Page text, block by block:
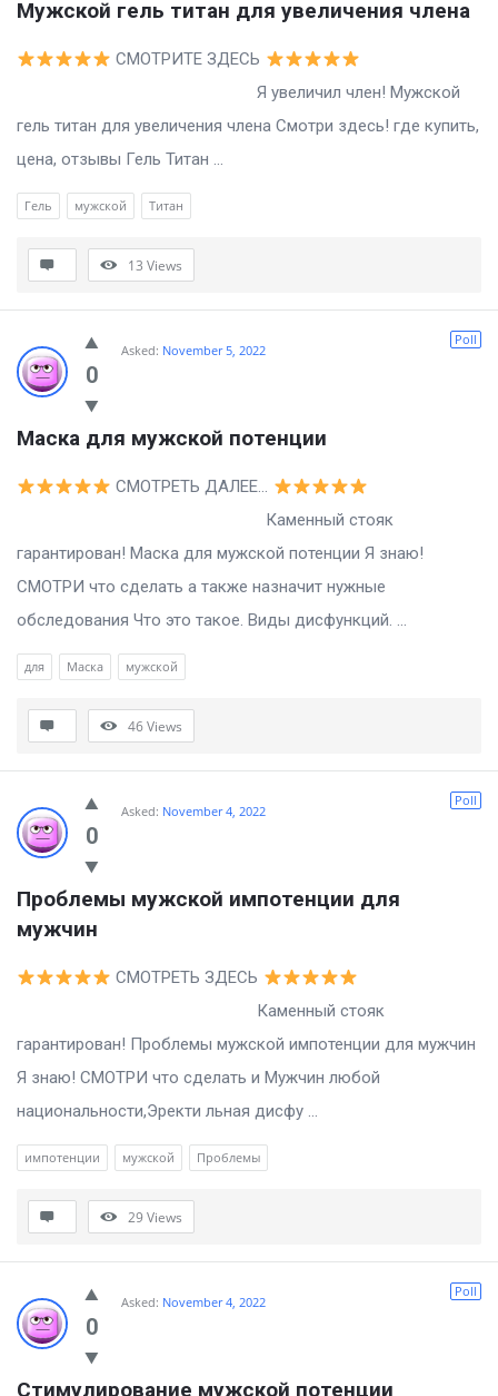
Мужской гель титан для увеличения члена
СМОТРИТЕ ЗДЕСЬ
Я увеличил член! Мужской
гель титан для увеличения члена Смотри здесь! где купить,
цена, отзывы Гель Титан ...
Гель мужской Титан
13 Views
0
Poll
Asked: November 5, 2022
Маска для мужской потенции
СМОТРЕТЬ ДАЛЕЕ…
Каменный стояк
гарантирован! Маска для мужской потенции Я знаю!
СМОТРИ что сделать а также назначит нужные
обследования Что это такое. Виды дисфункций. ...
для Маска мужской
46Views
0
Poll
Asked: November 4, 2022
Проблемы мужской импотенции для
мужчин
СМОТРЕТЬ ЗДЕСЬ
Каменный стояк
гарантирован! Проблемы мужской импотенции для мужчин
Я знаю! СМОТРИ что сделать и Мужчин любой
национальности,Эректи льная дисфу ...
импотенции мужской Проблемы
29Views
0
Poll
Asked: November 4, 2022
Стимулирование мужской потенции